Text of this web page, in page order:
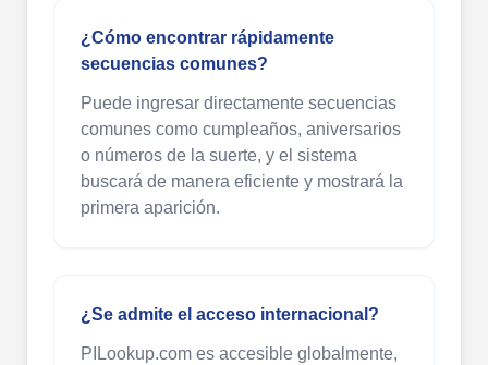
¿Cómo encontrar rápidamente
secuencias comunes?
Puede ingresar directamente secuencias
comunes como cumpleaños, aniversarios
o números de la suerte, y el sistema
buscará de manera eficiente y mostrará la
primera aparición.
¿Se admite el acceso internacional?
PILookup.com es accesible globalmente,